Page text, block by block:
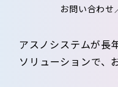
お問い合わせ
アスノシステムが長
ソリューションで、